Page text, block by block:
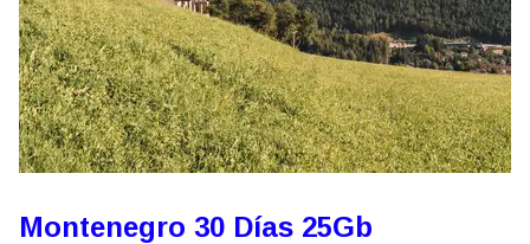
Montenegro 30 Días 25Gb